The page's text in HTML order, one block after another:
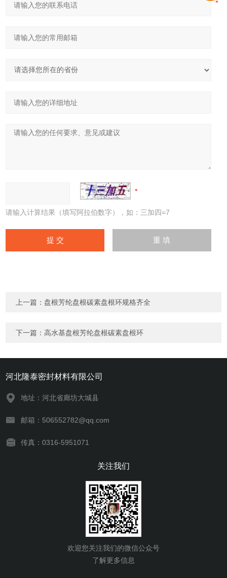
请输入计算结果（填写阿拉伯数字），如：三加四=7
上一篇： 盘根芳纶盘根碳素盘根环规格齐全
下一篇：高水基盘根芳纶盘根碳素盘根环
河北隆泰密封材料有限公司
地址：河北省廊坊大城县
邮箱：506552782@qq.com
传真：0316-5951071
关注我们
欢迎您关注我们的微信公众号
了解更多信息